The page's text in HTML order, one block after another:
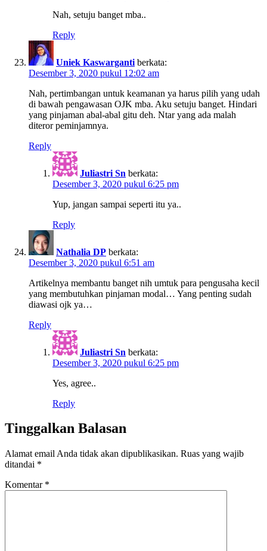
Nah, setuju banget mba..
Reply
Uniek Kaswarganti berkata:
Desember 3, 2020 pukul 12:02 am
Nah, pertimbangan untuk keamanan ya harus pilih yang udah
di bawah pengawasan OJK mba. Aku setuju banget. Hindari
yang pinjaman abal-abal gitu deh. Ntar yang ada malah
diteror peminjamnya.
Reply
Juliastri Sn berkata:
Desember 3, 2020 pukul 6:25 pm
Yup, jangan sampai seperti itu ya..
Reply
Nathalia DP berkata:
Desember 3, 2020 pukul 6:51 am
Artikelnya membantu banget nih umtuk para pengusaha kecil
yang membutuhkan pinjaman modal… Yang penting sudah
diawasi ojk ya…
Reply
Juliastri Sn berkata:
Desember 3, 2020 pukul 6:25 pm
Yes, agree..
Reply
Tinggalkan Balasan
Alamat email Anda tidak akan dipublikasikan. Ruas yang wajib
ditandai *
Komentar *